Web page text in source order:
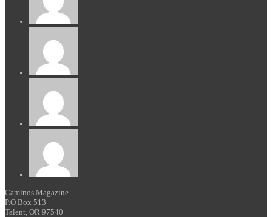
Caminos Magazine
P.O Box 513
Talent, OR 97540